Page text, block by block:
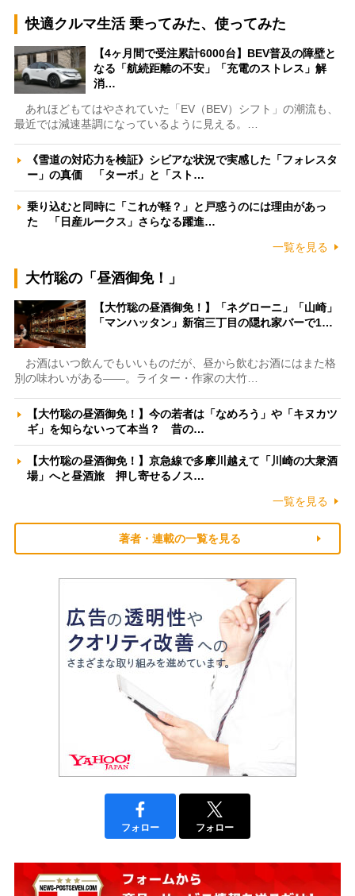
快適クルマ生活 乗ってみた、使ってみた
【4ヶ月間で受注累計6000台】BEV普及の障壁と
なる「航続距離の不安」「充電のストレス」解
消…
あれほどもてはやされていた「EV（BEV）シフト」の潮流も、
最近では減速基調になっているように見える。…
《雪道の対応力を検証》シビアな状況で実感した「フォレスタ
ー」の真価 「ターボ」と「スト…
乗り込むと同時に「これが軽？」と戸惑うのには理由があっ
た 「日産ルークス」さらなる躍進…
一覧を見る
大竹聡の「昼酒御免！」
【大竹聡の昼酒御免！】「ネグローニ」「山崎」
「マンハッタン」新宿三丁目の隠れ家バーで1…
お酒はいつ飲んでもいいものだが、昼から飲むお酒にはまた格
別の味わいがある――。ライター・作家の大竹…
【大竹聡の昼酒御免！】今の若者は「なめろう」や「キヌカツ
ギ」を知らないって本当？ 昔の…
【大竹聡の昼酒御免！】京急線で多摩川越えて「川崎の大衆酒
場」へと昼酒旅 押し寄せるノス…
一覧を見る
著者・連載の一覧を見る
フォロー フォロー